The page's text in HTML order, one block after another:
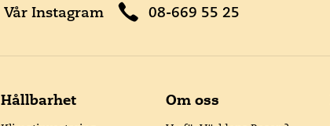
Vår Instagram 08-669 55 25
Hållbarhet Om oss